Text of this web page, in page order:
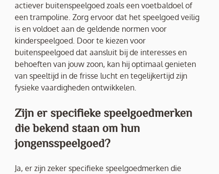
actiever buitenspeelgoed zoals een voetbaldoel of
een trampoline. Zorg ervoor dat het speelgoed veilig
is en voldoet aan de geldende normen voor
kinderspeelgoed. Door te kiezen voor
buitenspeelgoed dat aansluit bij de interesses en
behoeften van jouw zoon, kan hij optimaal genieten
van speeltijd in de frisse lucht en tegelijkertijd zijn
fysieke vaardigheden ontwikkelen.
Zijn er specifieke speelgoedmerken
die bekend staan om hun
jongensspeelgoed?
Ja, er zijn zeker specifieke speelgoedmerken die